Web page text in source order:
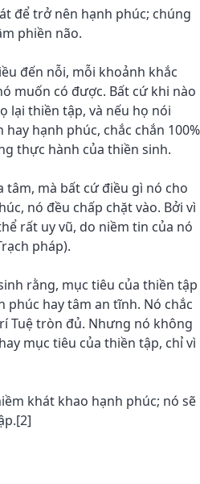
để trở nên hạnh phúc; chúng
phiền não.
đến nỗi, mỗi khoảnh khắc
muốn có được. Bất cứ khi nào
lại thiền tập, và nếu họ nói
hạnh phúc, chắc chắn 100%
thực hành của thiền sinh.
mà bất cứ điều gì nó cho
nó đều chấp chặt vào. Bởi vì
rất uy vũ, do niềm tin của nó
pháp).
rằng, mục tiêu của thiền tập
phúc hay tâm an tĩnh. Nó chắc
Tuệ tròn đủ. Nhưng nó không
mục tiêu của thiền tập, chỉ vì
khát khao hạnh phúc; nó sẽ